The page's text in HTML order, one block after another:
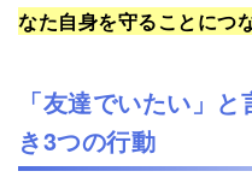
なた自身を守ることにつ
「友達でいたい」
き3つの行動